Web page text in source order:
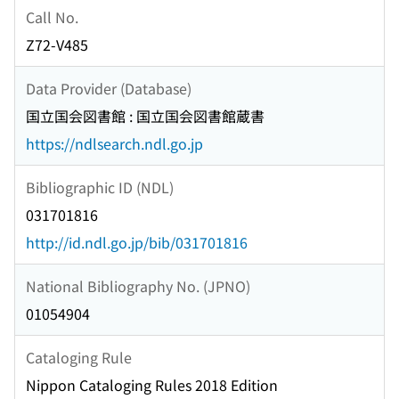
Call No.
Z72-V485
Data Provider (Database)
国立国会図書館 : 国立国会図書館蔵書
https://ndlsearch.ndl.go.jp
Bibliographic ID (NDL)
031701816
http://id.ndl.go.jp/bib/031701816
National Bibliography No. (JPNO)
01054904
Cataloging Rule
Nippon Cataloging Rules 2018 Edition